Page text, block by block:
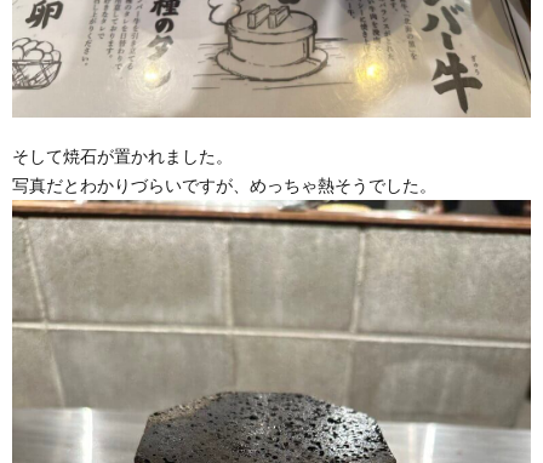
そして焼石が置かれました。
写真だとわかりづらいですが、めっちゃ熱そうでした。